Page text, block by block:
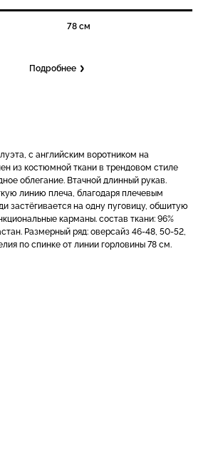
78 см
Подробнее
с английским воротником на
из костюмной ткани в трендовом стиле
облегание. Втачной длинный рукав.
линию плеча, благодаря плечевым
застёгивается на одну пуговицу, обшитую
карманы. состав ткани: 96%
Размерный ряд: оверсайз 46-48, 50-52,
по спинке от линии горловины 78 см.